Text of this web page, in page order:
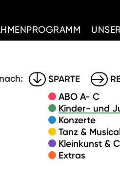
SPARTE
ABO A- C
Kinder- und
Konzerte
Tanz &
Kleinkunst &
Extras